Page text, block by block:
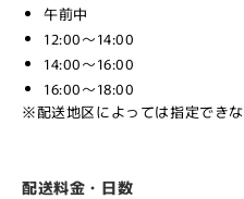
午前中
12:00～14:00
14:00～16:00
16:00～18:00
※配送地区によっては指定できな
配送料金・日数